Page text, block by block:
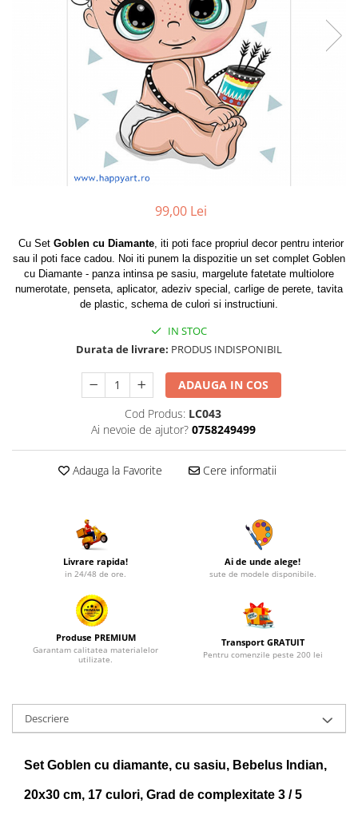
99,00 Lei
Cu Set Goblen cu Diamante, iti poti face propriul decor pentru interior
sau il poti face cadou. Noi iti punem la dispozitie un set complet Goblen
cu Diamante - panza intinsa pe sasiu, margelute fatetate multiolore
numerotate, penseta, aplicator, adeziv special, carlige de perete, tavita
de plastic, schema de culori si instructiuni.
IN STOC
Durata de livrare: PRODUS INDISPONIBIL
ADAUGA IN COS
Cod Produs: LC043
Ai nevoie de ajutor? 0758249499
Adauga la Favorite Cere informatii
Livrare rapida!
in 24/48 de ore.
Ai de unde alege!
sute de modele disponibile.
Produse PREMIUM
Garantam calitatea materialelor
utilizate.
Transport GRATUIT
Pentru comenzile peste 200 lei
Descriere
Set Goblen cu diamante, cu sasiu, Bebelus Indian,
20x30 cm, 17 culori, Grad de complexitate 3 / 5